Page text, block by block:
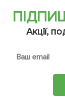
Акції,